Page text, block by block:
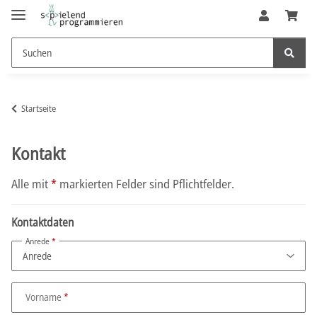
Startseite
Kontakt
Alle mit* markierten Felder sind Pflichtfelder.
Kontaktdaten
Anrede
Vorname